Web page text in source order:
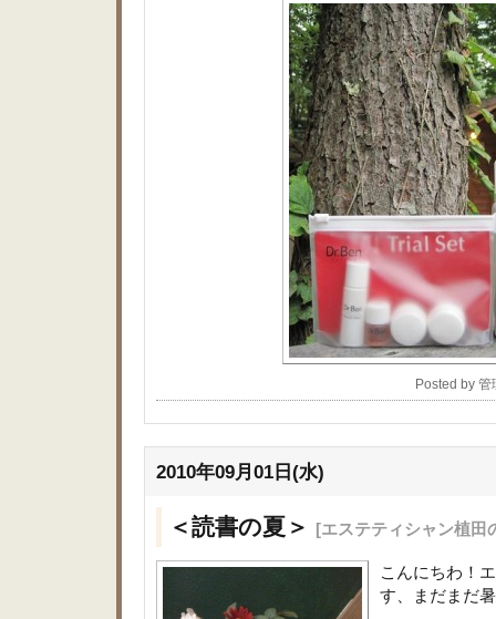
Posted by
2010年09月01日(水)
＜読書の夏＞ [エステティシャン植田
こんにちわ！
す、まだまだ